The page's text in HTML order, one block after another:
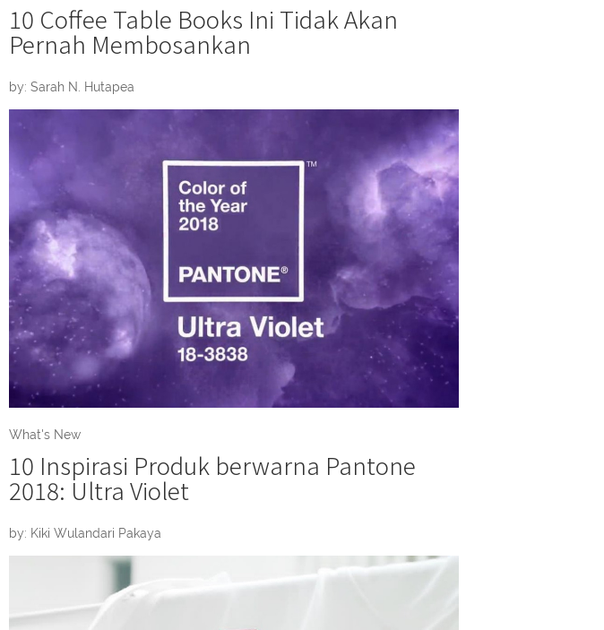
10 Coffee Table Books Ini Tidak Akan
Pernah Membosankan
by: Sarah N. Hutapea
What's New
10 Inspirasi Produk berwarna Pantone
2018: Ultra Violet
by: Kiki Wulandari Pakaya